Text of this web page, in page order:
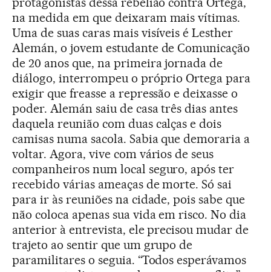
na medida em que deixaram mais vítimas.
Uma de suas caras mais visíveis é Lesther
Alemán, o jovem estudante de Comunicação
de 20 anos que, na primeira jornada de
diálogo, interrompeu o próprio Ortega para
exigir que freasse a repressão e deixasse o
poder. Alemán saiu de casa três dias antes
daquela reunião com duas calças e dois
camisas numa sacola. Sabia que demoraria a
voltar. Agora, vive com vários de seus
companheiros num local seguro, após ter
recebido várias ameaças de morte. Só sai
para ir às reuniões na cidade, pois sabe que
não coloca apenas sua vida em risco. No dia
anterior à entrevista, ele precisou mudar de
trajeto ao sentir que um grupo de
paramilitares o seguia. “Todos esperávamos